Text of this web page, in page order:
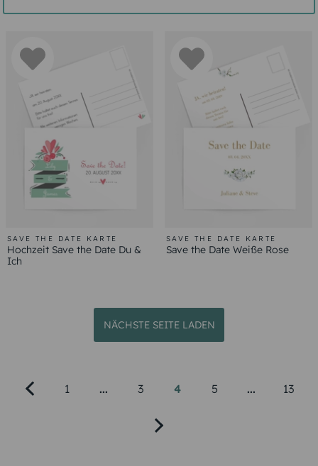
SAVE THE DATE KARTE
Hochzeit Save the Date Du &
Ich
SAVE THE DATE KARTE
Save the Date Weiße Rose
NÄCHSTE SEITE LADEN
1 ... 3 4 5 ... 13